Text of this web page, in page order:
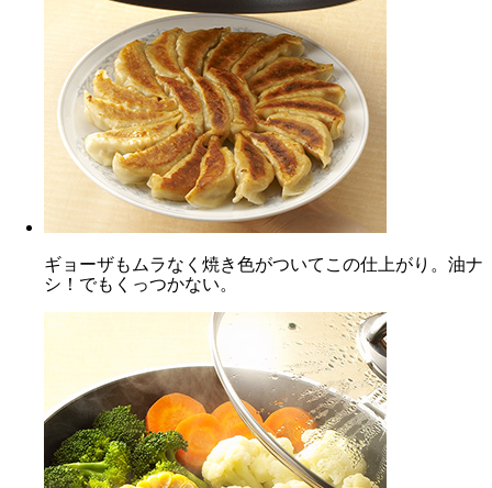
ギョーザもムラなく焼き色がついてこの仕上がり。油ナ
シ！でもくっつかない。